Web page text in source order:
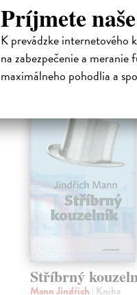
Príjmete
K prevádzke internetového
na zabezpečenie a meranie
maximálneho pohodlia a
Stříbrný
Mann Jindřich | Kniha